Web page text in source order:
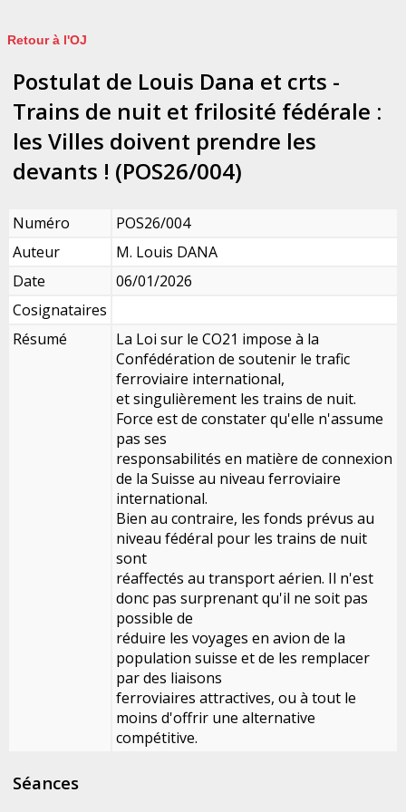
Retour à l'OJ
Postulat de Louis Dana et crts -
Trains de nuit et frilosité fédérale :
les Villes doivent prendre les
devants ! (POS26/004)
Numéro
POS26/004
Auteur
M. Louis DANA
Date
06/01/2026
Cosignataires
Résumé
La Loi sur le CO21 impose à la
Confédération de soutenir le trafic
ferroviaire international,
et singulièrement les trains de nuit.
Force est de constater qu'elle n'assume
pas ses
responsabilités en matière de connexion
de la Suisse au niveau ferroviaire
international.
Bien au contraire, les fonds prévus au
niveau fédéral pour les trains de nuit
sont
réaffectés au transport aérien. Il n'est
donc pas surprenant qu'il ne soit pas
possible de
réduire les voyages en avion de la
population suisse et de les remplacer
par des liaisons
ferroviaires attractives, ou à tout le
moins d'offrir une alternative
compétitive.
Séances